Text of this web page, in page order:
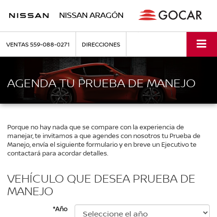
NISSAN ARAGÓN
VENTAS559-088-0271 DIRECCIONES
AGENDA TU PRUEBA DE MANEJO
Porque no hay nada que se compare con la experiencia de
manejar, te invitamos a que agendes con nosotros tu Prueba de
Manejo, envía el siguiente formulario y en breve un Ejecutivo te
contactará para acordar detalles.
VEHÍCULO QUE DESEA PRUEBA DE
MANEJO
*Año